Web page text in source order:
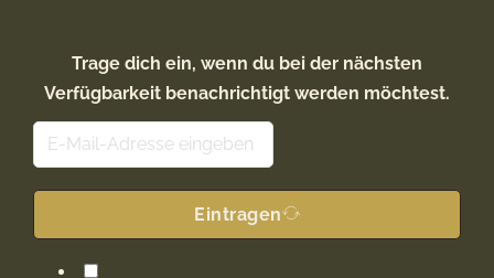
Trage dich ein, wenn du bei der nächsten
Verfügbarkeit benachrichtigt werden möchtest.
Eintragen
u
a
l
t